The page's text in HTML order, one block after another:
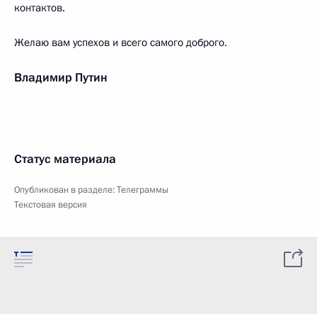
контактов.
Желаю вам успехов и всего самого доброго.
Владимир Путин
Статус материала
Опубликован в разделе:Телеграммы
Текстовая версия